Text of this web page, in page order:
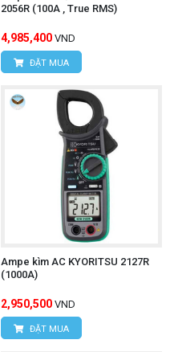
2056R (100A , True RMS)
4,985,400 VND
ĐẶT MUA
Ampe kìm AC KYORITSU 2127R
(1000A)
2,950,500 VND
ĐẶT MUA